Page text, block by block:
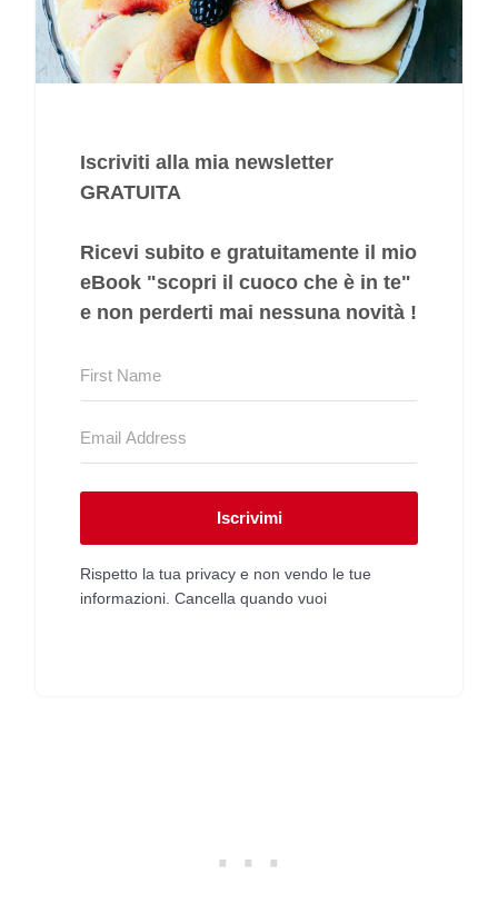
Iscriviti alla mia newsletter
GRATUITA
Ricevi subito e gratuitamente il mio
eBook "scopri il cuoco che è in te"
e non perderti mai nessuna novità !
Iscrivimi
Rispetto la tua privacy e non vendo le tue
informazioni. Cancella quando vuoi